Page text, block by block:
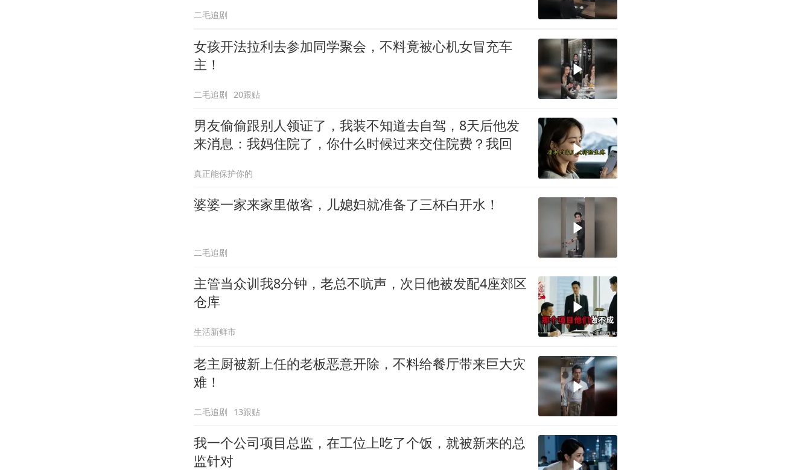
二毛追剧
女孩开法拉利去参加同学聚会，不料竟被心机女冒充车
主！
二毛追剧 20跟贴
男友偷偷跟别人领证了，我装不知道去自驾，8天后他发
来消息：我妈住院了，你什么时候过来交住院费？我回
真正能保护你的
婆婆一家来家里做客，儿媳妇就准备了三杯白开水！
二毛追剧
主管当众训我8分钟，老总不吭声，次日他被发配4座郊区
仓库
生活新鲜市
老主厨被新上任的老板恶意开除，不料给餐厅带来巨大灾
难！
二毛追剧 13跟贴
我一个公司项目总监，在工位上吃了个饭，就被新来的总
监针对